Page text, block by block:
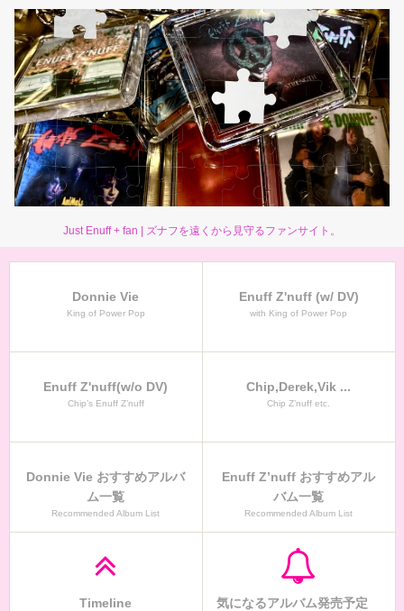
Just Enuff + fan | ズナフを遠くから見守るファンサイト。
Donnie Vie
King of Power Pop
Enuff Z'nuff (w/ DV)
with King of Power Pop
Enuff Z'nuff(w/o DV)
Chip’s Enuff Z’nuff
Chip,Derek,Vik ...
Chip Z’nuff etc.
Donnie Vie おすすめアルバ
ム一覧
Recommended Album List
Enuff Z’nuff おすすめアル
バム一覧
Recommended Album List
Timeline
気になるアルバム発売予定